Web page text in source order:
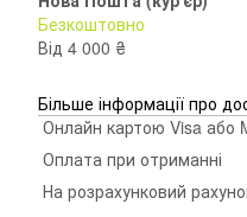
Безкоштовно
Від 4 000 ₴
Більше інформації про
Онлайн картою Visa або
Оплата при отриманні
На розрахунковий